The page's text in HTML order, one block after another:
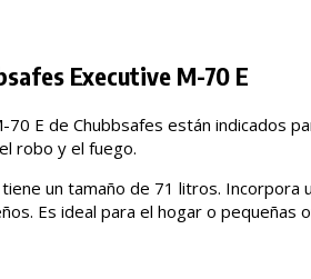
Executive M-70 E
E de Chubbsafes están indicados
robo y el fuego.
un tamaño de 71 litros. Incorpora
Es ideal para el hogar o pequeñas